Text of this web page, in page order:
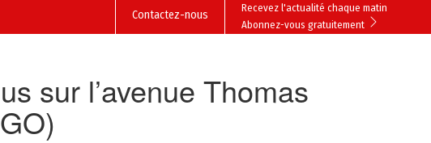
Recevez l'actualité chaque matin
Abonnez-vous gratuitement
Contactez-nous
sur l’avenue Thomas